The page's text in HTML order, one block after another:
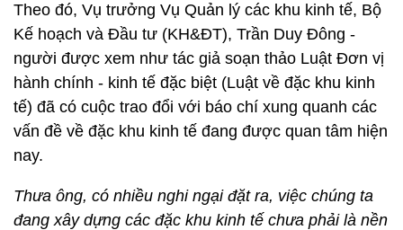
Theo đó, Vụ trưởng Vụ Quản lý các khu kinh tế, Bộ
Kế hoạch và Đầu tư (KH&ĐT), Trần Duy Đông -
người được xem như tác giả soạn thảo Luật Đơn vị
hành chính - kinh tế đặc biệt (Luật về đặc khu kinh
tế) đã có cuộc trao đổi với báo chí xung quanh các
vấn đề về đặc khu kinh tế đang được quan tâm hiện
nay.
Thưa ông, có nhiều nghi ngại đặt ra, việc chúng ta
đang xây dựng các đặc khu kinh tế chưa phải là nền